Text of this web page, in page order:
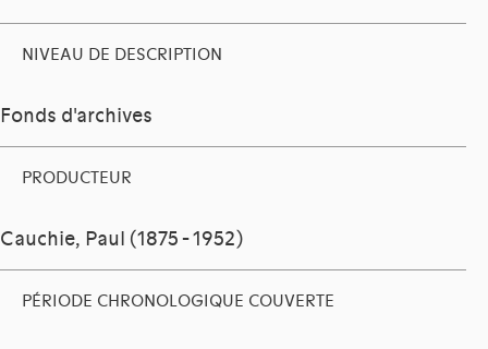
NIVEAU DE DESCRIPTION
Fonds d'archives
PRODUCTEUR
Cauchie, Paul (1875 - 1952)
PÉRIODE CHRONOLOGIQUE COUVERTE